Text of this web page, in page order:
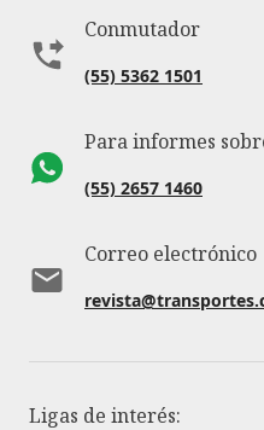
Conmutador
(55) 5362 1501
Para informes
(55) 2657 1460
Correo electrónico
Ligas de interés: